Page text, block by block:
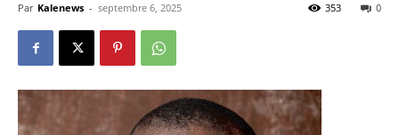
Par Kalenews - septembre 6, 2025 0
353